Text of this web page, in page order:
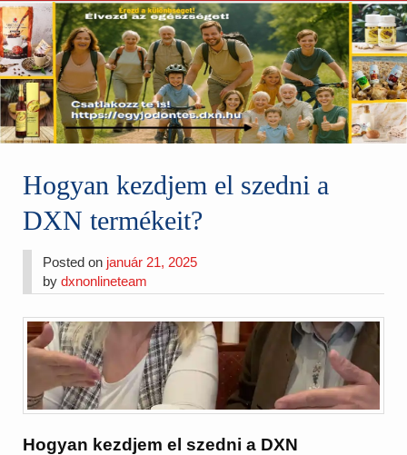
Hogyan kezdjem el szedni a
DXN termékeit?
Posted on január 21, 2025
bydxnonlineteam
Hogyan kezdjem el szedni a DXN